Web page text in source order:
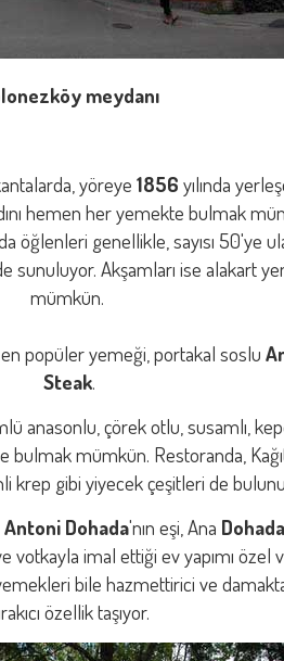
meydanı
yöreye1856 yılında
hemen her yemekte bulmak
öğlenleri genellikle, sayısı 50'ye
sunuluyor. Akşamları ise alakart
mümkün.
en popüler yemeği, portakal soslu
Steak.
anasonlu, çörek otlu, susamlı,
bulmak mümkün. Restoranda,
krep gibi yiyecek çeşitleri de
Antoni Dohada'nın eşi, Ana
votkayla imal ettiği ev yapımı özel
bile hazmettirici ve
özellik taşıyor.